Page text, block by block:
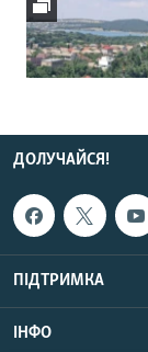
ДОЛУЧАЙСЯ!
ПІДТРИМКА
ІНФО